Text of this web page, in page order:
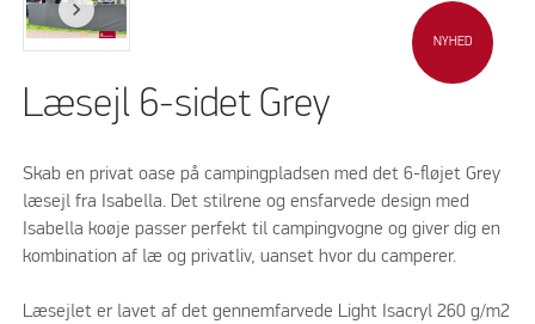
NYHED
Læsejl 6-sidet Grey
Skab en privat oase på campingpladsen med det 6-fløjet Grey
læsejl fra Isabella. Det stilrene og ensfarvede design med
Isabella koøje passer perfekt til campingvogne og giver dig en
kombination af læ og privatliv, uanset hvor du camperer.
Læsejlet er lavet af det gennemfarvede Light Isacryl 260 g/m2